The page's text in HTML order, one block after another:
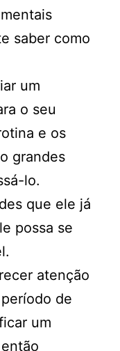
saber como
um
o seu
e os
grandes
lo.
que ele já
possa se
atenção
de
um